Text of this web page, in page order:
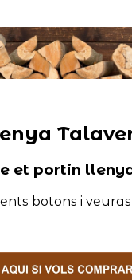
et portin
botons i